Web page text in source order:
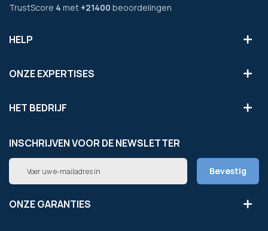
TrustScore 4 met +21400 beoordelingen
HELP
ONZE EXPERTISES
HET BEDRIJF
INSCHRIJVEN VOOR DE NEWSLETTER
Abonneer
op
onze
nieuwsbrief
Bevestig
ONZE GARANTIES